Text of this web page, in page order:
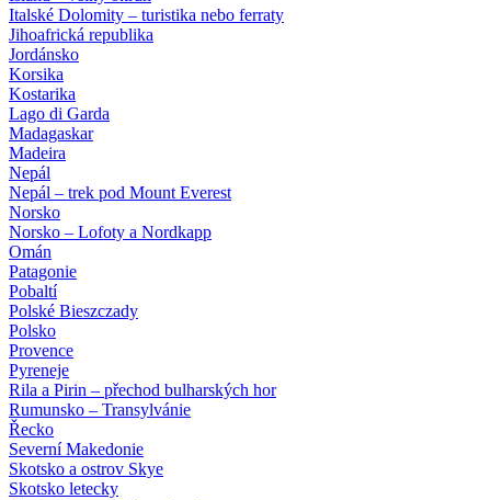
Italské Dolomity – turistika nebo ferraty
Jihoafrická republika
Jordánsko
Korsika
Kostarika
Lago di Garda
Madagaskar
Madeira
Nepál
Nepál – trek pod Mount Everest
Norsko
Norsko – Lofoty a Nordkapp
Omán
Patagonie
Pobaltí
Polské Bieszczady
Polsko
Provence
Pyreneje
Rila a Pirin – přechod bulharských hor
Rumunsko – Transylvánie
Řecko
Severní Makedonie
Skotsko a ostrov Skye
Skotsko letecky